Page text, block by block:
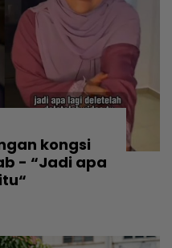
kongsi
- “Jadi apa